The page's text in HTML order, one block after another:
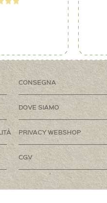
CONSEGNA
DOVE SIAMO
PRIVACY WEBSHOP
CGV